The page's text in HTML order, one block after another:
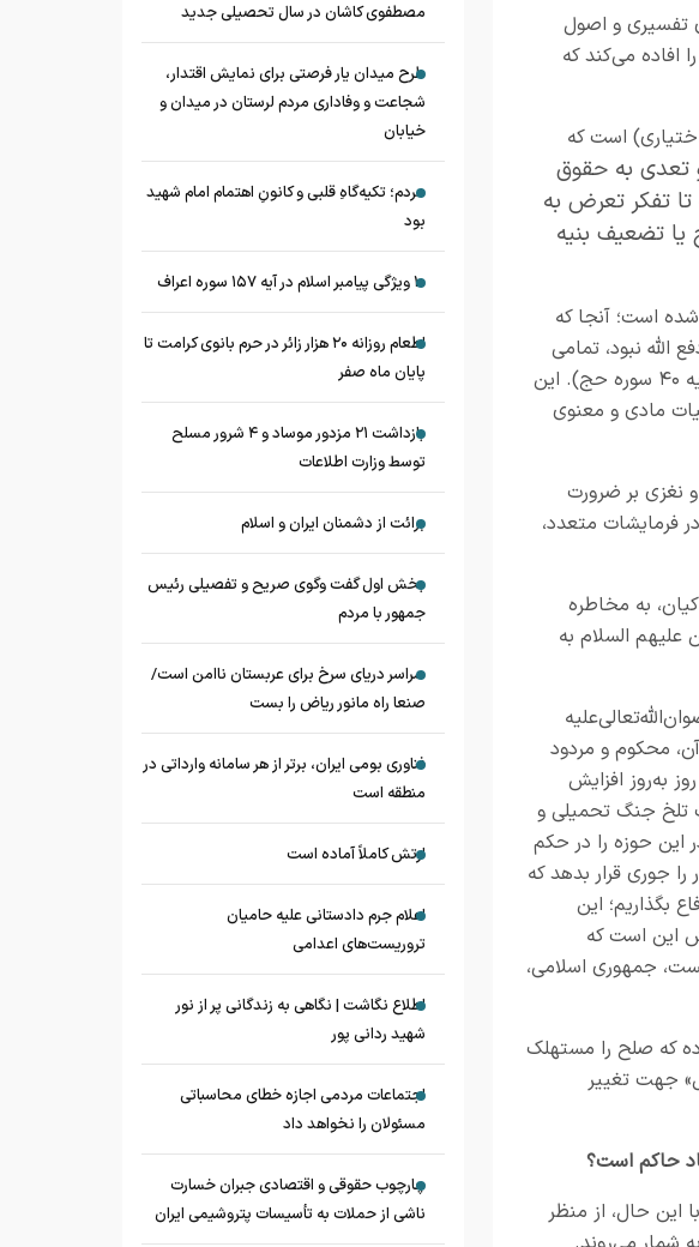
تفسیری و اصول
افاده می‌کند که
است که
تعدی به حقوق
تفکر تعرض به
یا تضعیف بنیه
است؛ آنجا که
الله نبود، تمامی
۴۰ سوره حج). این
مادی و معنوی
نغزی بر ضرورت
فرمایشات متعدد،
به مخاطره
السلام به
آن، محکوم و مردود
به‌روز افزایش
تلخ جنگ تحمیلی و
این حوزه را در حکم
جوری قرار بدهد که
بگذاریم؛ این
این است که
جمهوری اسلامی،
که صلح را مستهلک
جهت تغییر
حاکم است؟
این حال، از منظر
مصطفوی کاشان در سال تحصیلی جدید
طرح میدان یار فرصتی برای نمایش اقتدار،
شجاعت و وفاداری مردم لرستان در میدان و
خیابان
مردم؛ تکیه‌گاهِ قلبی و کانونِ اهتمام امام شهید
بود
۱۰ ویژگی پیامبر اسلام در آیه ۱۵۷ سوره اعراف
اطعام روزانه ۲۰ هزار زائر در حرم بانوی کرامت تا
پایان ماه صفر
بازداشت ۲۱ مزدور موساد و ۴ شرور مسلح
توسط وزارت اطلاعات
برائت از دشمنان ایران و اسلام
بخش اول گفت وگوی صریح و تفصیلی رئیس
جمهور با مردم
سراسر دریای سرخ برای عربستان ناامن است/
صنعا راه مانور ریاض را بست
فناوری بومی ایران، برتر از هر سامانه وارداتی در
منطقه است
ارتش کاملاً آماده است
اعلام جرم دادستانی علیه حامیان
تروریست‌های اعدامی
اطلاع نگاشت | نگاهی به زندگانی پر از نور
شهید ردانی پور
اجتماعات مردمی اجازه خطای محاسباتی
مسئولان را نخواهد داد
چارچوب حقوقی و اقتصادی جبران خسارت
ناشی از حملات به تأسیسات پتروشیمی ایران